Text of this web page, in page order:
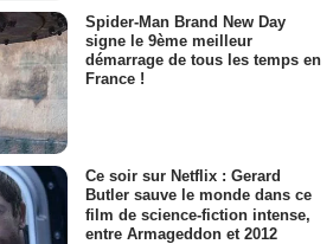
Spider-Man Brand New Day
signe le 9ème meilleur
démarrage de tous les temps en
France !
Ce soir sur Netflix : Gerard
Butler sauve le monde dans ce
film de science-fiction intense,
entre Armageddon et 2012